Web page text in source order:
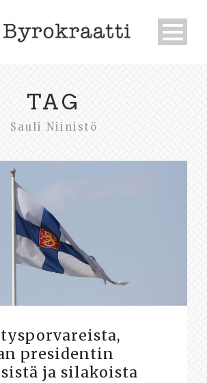
TAG
Sauli Niinistö
presidentin
ja silakoista